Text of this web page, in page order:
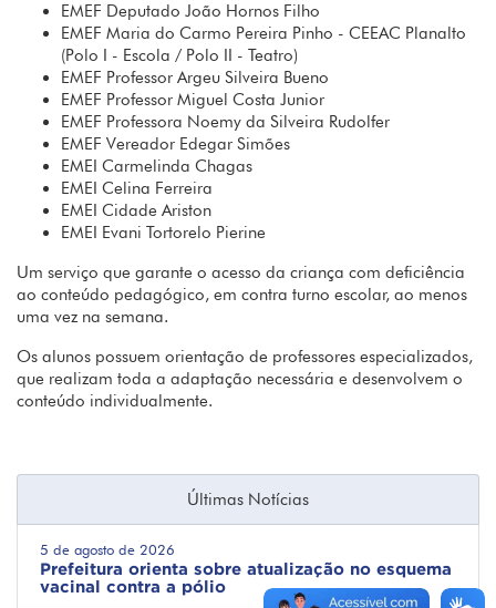
EMEF Deputado João Hornos Filho
EMEF Maria do Carmo Pereira Pinho - CEEAC Planalto
(Polo I - Escola / Polo II - Teatro)
EMEF Professor Argeu Silveira Bueno
EMEF Professor Miguel Costa Junior
EMEF Professora Noemy da Silveira Rudolfer
EMEF Vereador Edegar Simões
EMEI Carmelinda Chagas
EMEI Celina Ferreira
EMEI Cidade Ariston
EMEI Evani Tortorelo Pierine
Um serviço que garante o acesso da criança com deficiência
ao conteúdo pedagógico, em contra turno escolar, ao menos
uma vez na semana.
Os alunos possuem orientação de professores especializados,
que realizam toda a adaptação necessária e desenvolvem o
conteúdo individualmente.
Últimas Notícias
5 de agosto de 2026
Prefeitura orienta sobre atualização no esquema
vacinal contra a pólio